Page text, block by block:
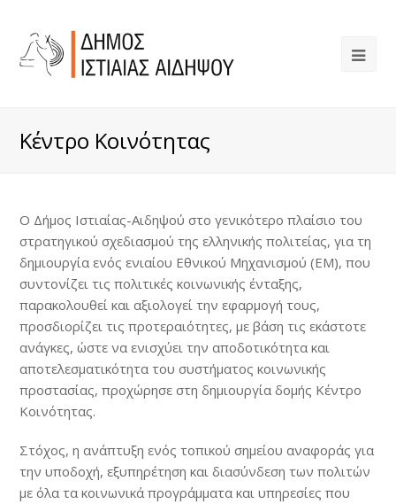
Κέντρο Κοινότητας
Ο Δήμος Ιστιαίας-Αιδηψού στο γενικότερο πλαίσιο του
στρατηγικού σχεδιασμού της ελληνικής πολιτείας, για τη
δημιουργία ενός ενιαίου Εθνικού Μηχανισμού (ΕΜ), που
συντονίζει τις πολιτικές κοινωνικής ένταξης,
παρακολουθεί και αξιολογεί την εφαρμογή τους,
προσδιορίζει τις προτεραιότητες, µε βάση τις εκάστοτε
ανάγκες, ώστε να ενισχύει την αποδοτικότητα και
αποτελεσματικότητα του συστήματος κοινωνικής
προστασίας, προχώρησε στη δημιουργία δομής Κέντρο
Κοινότητας.
Στόχος, η ανάπτυξη ενός τοπικού σημείου αναφοράς για
την υποδοχή, εξυπηρέτηση και διασύνδεση των πολιτών
με όλα τα κοινωνικά προγράμματα και υπηρεσίες που